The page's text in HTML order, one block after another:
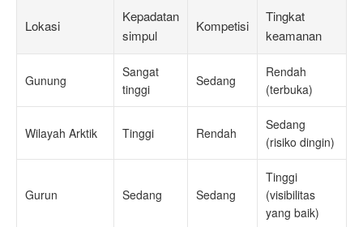
Lokasi
Kepadatan
simpul
Kompetisi
Tingkat
keamanan
Gunung
Sangat
tinggi
Sedang
Rendah
(terbuka)
Wilayah Arktik Tinggi Rendah
Sedang
(risiko dingin)
Gurun Sedang Sedang
Tinggi
(visibilitas
yang baik)